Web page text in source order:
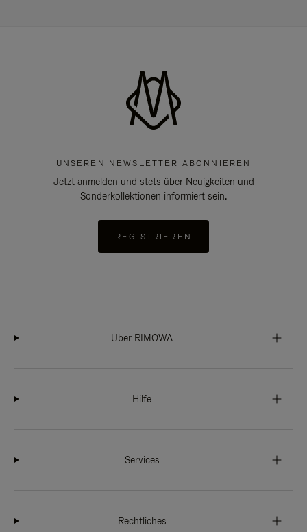
UNSEREN NEWSLETTER ABONNIEREN
Jetzt anmelden und stets über Neuigkeiten und
Sonderkollektionen informiert sein.
REGISTRIEREN
Über RIMOWA
Hilfe
Services
Rechtliches